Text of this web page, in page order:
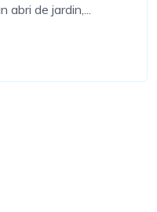
de jardin,...